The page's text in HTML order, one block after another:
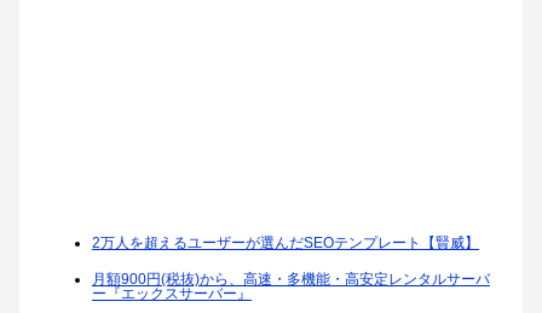
2万人を超えるユーザーが選んだSEOテンプレート【賢威】
月額900円(税抜)から、高速・多機能・高安定レンタルサーバ
ー『エックスサーバー』